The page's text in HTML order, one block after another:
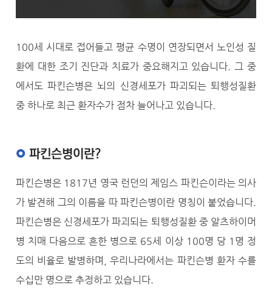
100세 시대로 접어들고 평균 수명이 연장되면서 노인성 질
환에 대한 조기 진단과 치료가 중요해지고 있습니다. 그 중
에서도 파킨슨병은 뇌의 신경세포가 파괴되는 퇴행성질환
중 하나로 최근 환자수가 점차 늘어나고 있습니다.
파킨슨병이란?
파킨슨병은 1817년 영국 런던의 제임스 파킨슨이라는 의사
가 발견해 그의 이름을 따 파킨슨병이란 명칭이 붙었습니다.
파킨슨병은 신경세포가 파괴되는 퇴행성질환 중 알츠하이머
병 치매 다음으로 흔한 병으로 65세 이상 100명 당 1명 정
도의 비율로 발병하며, 우리나라에서는 파킨슨병 환자 수를
수십만 명으로 추정하고 있습니다.